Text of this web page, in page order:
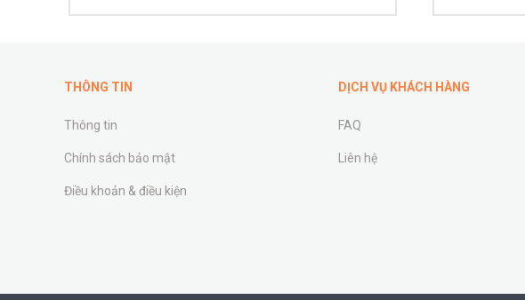
THÔNG TIN
Thông tin
Chính sách bảo mật
Điều khoản & điều kiện
DỊCH VỤ KHÁCH HÀNG
FAQ
Liên hệ